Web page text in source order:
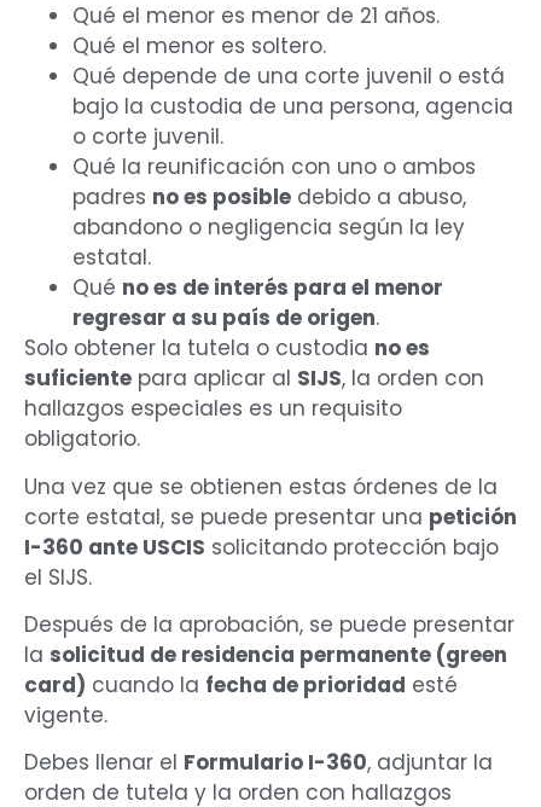
Qué el menor es menor de 21 años.
Qué el menor es soltero.
Qué depende de una corte juvenil o está
bajo la custodia de una persona, agencia
o corte juvenil.
Qué la reunificación con uno o ambos
padres no es posible debido a abuso,
abandono o negligencia según la ley
estatal.
Qué no es de interés para el menor
regresar a su país de origen.
Solo obtener la tutela o custodia no es
suficiente para aplicar al SIJS, la orden con
hallazgos especiales es un requisito
obligatorio.
Una vez que se obtienen estas órdenes de la
corte estatal, se puede presentar una petición
I-360 ante USCIS solicitando protección bajo
el SIJS.
Después de la aprobación, se puede presentar
la solicitud de residencia permanente (green
card) cuando la fecha de prioridad esté
vigente.
Debes llenar el Formulario I-360, adjuntar la
orden de tutela y la orden con hallazgos